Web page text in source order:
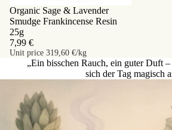
Sold out
Organic Sage & Lavender
Smudge Frankincense Resin
25g
7,99 €
Unit price 319,60 €/kg
„Ein bisschen Rauch, ein guter Duft
sich der Tag magisch